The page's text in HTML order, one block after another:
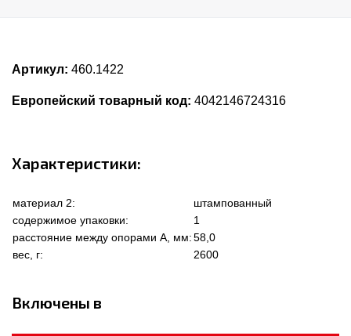
Артикул: 460.1422
Европейский товарный код: 4042146724316
Характеристики:
материал 2:
штампованный
содержимое упаковки:
1
расстояние между опорами А, мм:58,0
вес, г:
2600
Включены в